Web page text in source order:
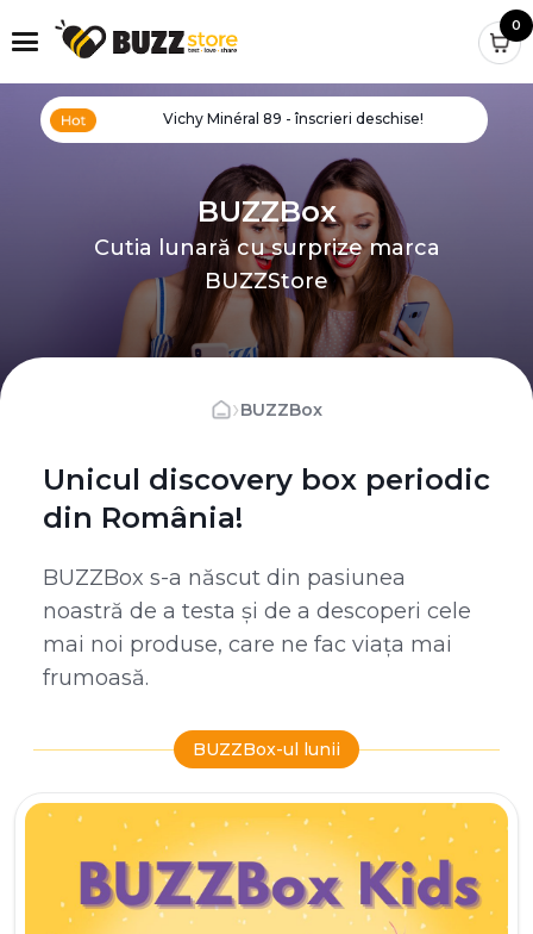
0
Vichy Minéral 89 - înscrieri deschise!
BUZZBox
Cutia lunară cu surprize marca
BUZZStore
›BUZZBox
Unicul discovery box periodic
din România!
BUZZBox s-a născut din pasiunea
noastră de a testa și de a descoperi cele
mai noi produse, care ne fac viața mai
frumoasă.
BUZZBox-ul lunii